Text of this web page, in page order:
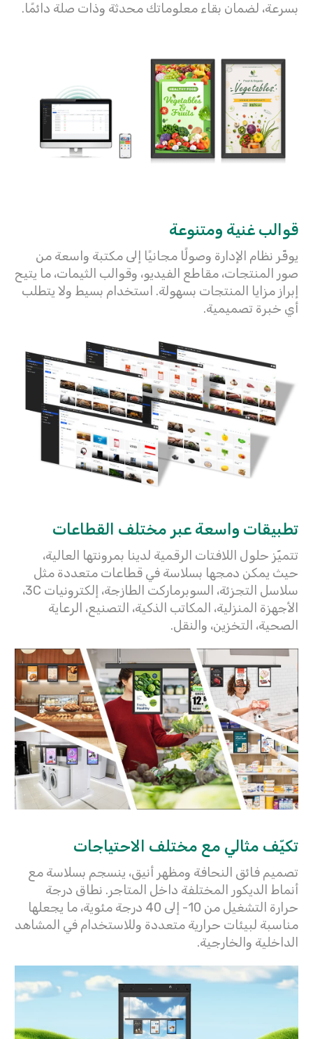
بسرعة، لضمان بقاء معلوماتك محدثة وذات صلة دائمًا.
قوالب غنية ومتنوعة
يوفّر نظام الإدارة وصولًا مجانيًا إلى مكتبة واسعة من
صور المنتجات، مقاطع الفيديو، وقوالب الثيمات، ما يتيح
إبراز مزايا المنتجات بسهولة. استخدام بسيط ولا يتطلب
أي خبرة تصميمية.
تطبيقات واسعة عبر مختلف القطاعات
تتميّز حلول اللافتات الرقمية لدينا بمرونتها العالية،
حيث يمكن دمجها بسلاسة في قطاعات متعددة مثل
سلاسل التجزئة، السوبرماركت الطازجة، إلكترونيات 3C،
الأجهزة المنزلية، المكاتب الذكية، التصنيع، الرعاية
الصحية، التخزين، والنقل.
تكيّف مثالي مع مختلف الاحتياجات
تصميم فائق النحافة ومظهر أنيق، ينسجم بسلاسة مع
أنماط الديكور المختلفة داخل المتاجر. نطاق درجة
حرارة التشغيل من ‎-10‎ إلى ‎40‎ درجة مئوية، ما يجعلها
مناسبة لبيئات حرارية متعددة وللاستخدام في المشاهد
الداخلية والخارجية.